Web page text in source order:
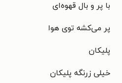
با پر و بال قهوه‌ای
پر می‌کشه توی هوا
پلیکان
خیلی زرنگه پلیکان